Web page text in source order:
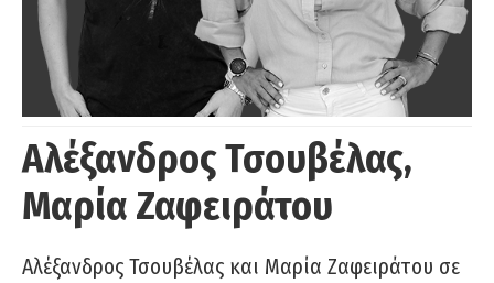
Αλέξανδρος Τσουβέλας,
Μαρία Ζαφειράτου
Αλέξανδρος Τσουβέλας και Μαρία Ζαφειράτου σε